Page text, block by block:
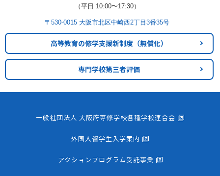
（平日 10:00〜17:30）
〒530-0015 大阪市北区中崎西2丁目3番35号
高等教育の修学支援新制度 （無償化）
専門学校第三者評価
一般社団法人 大阪府専修学校各種学校連合会
外国人留学生入学案内
アクションプログラム受託事業